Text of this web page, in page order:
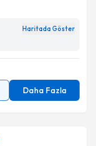
Haritada Göster
Daha Fazla